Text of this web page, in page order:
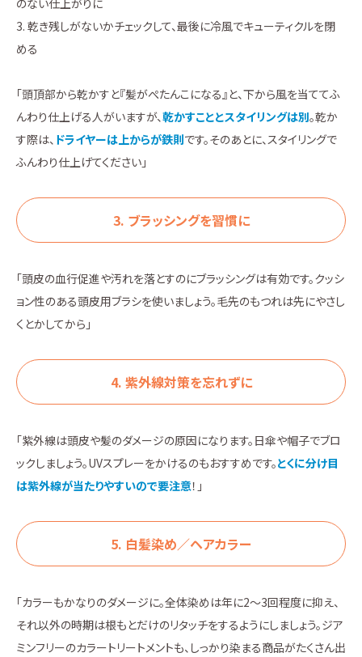
のない仕上がりに
3. 乾き残しがないかチェックして、最後に冷風でキューティクルを閉
める
「頭頂部から乾かすと『髪がぺたんこになる』と、下から風を当ててふ
んわり仕上げる人がいますが、乾かすこととスタイリングは別。乾か
す際は、 ドライヤーは上からが鉄則です。そのあとに、スタイリングで
ふんわり仕上げてください」
3. ブラッシングを習慣に
「頭皮の血行促進や汚れを落とすのにブラッシングは有効です。クッシ
ョン性のある頭皮用ブラシを使いましょう。毛先のもつれは先にやさし
くとかしてから」
4. 紫外線対策を忘れずに
「紫外線は頭皮や髪のダメージの原因になります。日傘や帽子でブロ
ックしましょう。UVスプレーをかけるのもおすすめです。とくに分け目
は紫外線が当たりやすいので要注意！」
5. 白髪染め／ヘアカラー
「カラーもかなりのダメージに。全体染めは年に2～3回程度に抑え、
それ以外の時期は根もとだけのリタッチをするようにしましょう。ジア
ミンフリーのカラートリートメントも、しっかり染まる商品がたくさん出